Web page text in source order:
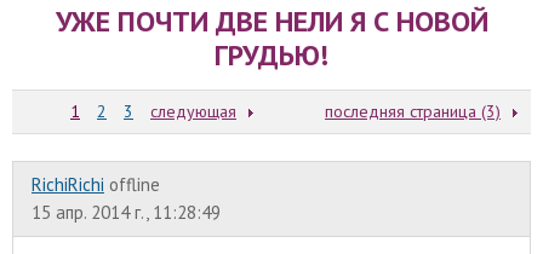
УЖЕ ПОЧТИ ДВЕ НЕЛИ Я С НОВОЙ
ГРУДЬЮ!
1 2 3 следующая последняя страница (3)
RichiRichi offline
15 апр. 2014 г., 11:28:49